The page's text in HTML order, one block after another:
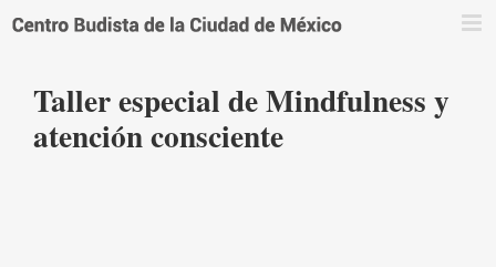
Taller especial de Mindfulness y
atención consciente